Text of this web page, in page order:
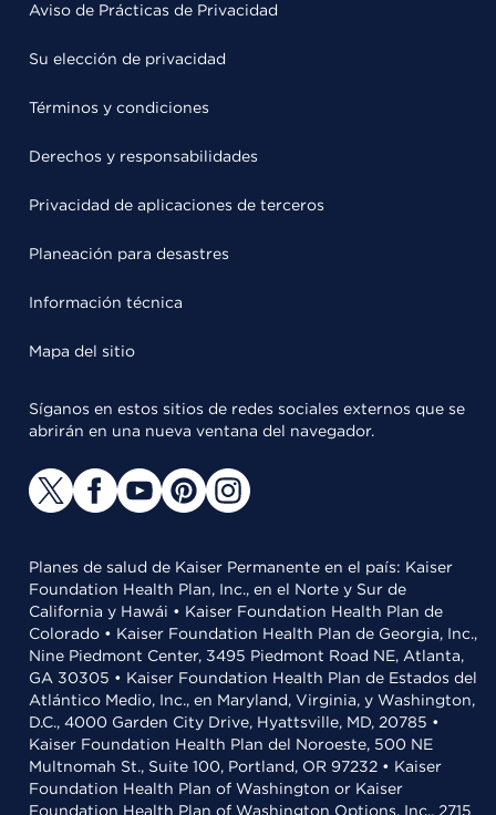
Aviso de Prácticas de Privacidad
Su elección de privacidad
Términos y condiciones
Derechos y responsabilidades
Privacidad de aplicaciones de terceros
Planeación para desastres
Información técnica
Mapa del sitio
Síganos en estos sitios de redes sociales externos que se
abrirán en una nueva ventana del navegador.
Planes de salud de Kaiser Permanente en el país: Kaiser
Foundation Health Plan, Inc., en el Norte y Sur de
California y Hawái • Kaiser Foundation Health Plan de
Colorado • Kaiser Foundation Health Plan de Georgia, Inc.,
Nine Piedmont Center, 3495 Piedmont Road NE, Atlanta,
GA 30305 • Kaiser Foundation Health Plan de Estados del
Atlántico Medio, Inc., en Maryland, Virginia, y Washington,
D.C., 4000 Garden City Drive, Hyattsville, MD, 20785 •
Kaiser Foundation Health Plan del Noroeste, 500 NE
Multnomah St., Suite 100, Portland, OR 97232 • Kaiser
Foundation Health Plan of Washington or Kaiser
Foundation Health Plan of Washington Options, Inc., 2715